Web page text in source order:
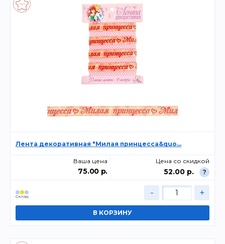
Лента декоративная "Милая принцесса&quo...
Ваша цена
75.00 р.
Цена со скидкой
52.00 р. ?
Склад - +